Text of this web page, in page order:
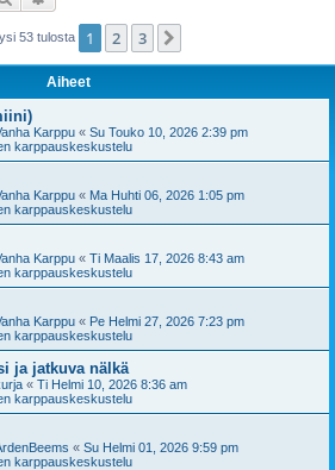
53 tulosta 1 2 3
Aiheet
Karppu « Su Touko 10, 2026 2:39 pm
karppauskeskustelu
Karppu « Ma Huhti 06, 2026 1:05 pm
karppauskeskustelu
Karppu « Ti Maalis 17, 2026 8:43 am
karppauskeskustelu
Karppu « Pe Helmi 27, 2026 7:23 pm
karppauskeskustelu
ja jatkuva nälkä
« Ti Helmi 10, 2026 8:36 am
karppauskeskustelu
« Su Helmi 01, 2026 9:59 pm
karppauskeskustelu